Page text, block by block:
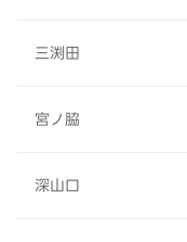
三渕田
宮ノ脇
深山口